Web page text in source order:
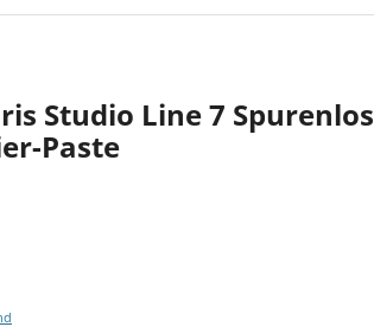
Studio Line 7 Spurenlos
Paste